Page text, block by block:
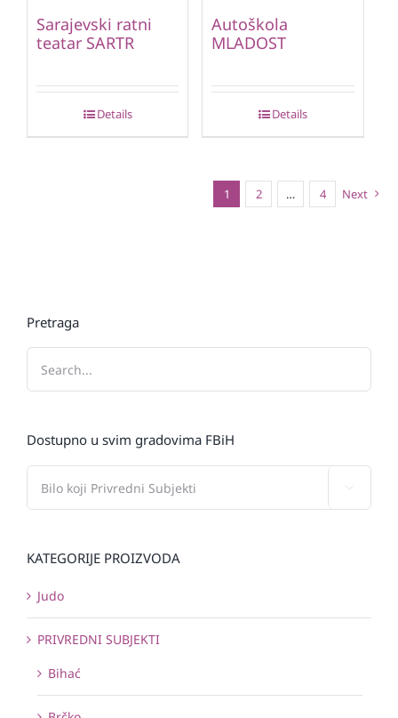
Sarajevski ratni
teatar SARTR
Details
Autoškola
MLADOST
Details
1 2 … 4 Next
Pretraga
Dostupno u svim gradovima FBiH
KATEGORIJE PROIZVODA
Judo
PRIVREDNI SUBJEKTI
Bihać